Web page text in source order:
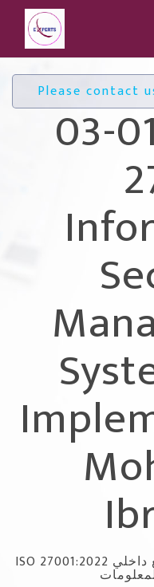
Please contact
03-
ISO 27001:2022 برنامج قائد فريق تطبيق و مراجع داخلي